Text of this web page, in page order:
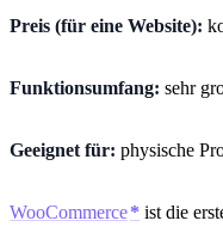
Preis (für eine Website):
Funktionsumfang: sehr
Geeignet für: physische
WooCommerce
ist die